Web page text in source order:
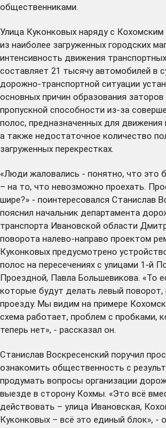
общественниками.
Улица Куконковых наряду с
из наиболее загруженных городских
интенсивность движения
составляет 21 тысячу автомобилей в
дорожно-транспортной ситуации
основных причин образования
пропускной способности из-за
полос, предназначенных для движения
а также недостаточное количество
загруженных перекрестках.
«Люди жаловались - понятно, что это
– на то, что невозможно проехать.
шире?» - поинтересовался Станислав
пояснил начальник департамента
транспорта Ивановской области
поворота налево-направо проектом
Куконковых предусмотрено
полос на пересечениях с улицами 1-й
Проездной, Павла Большевикова. «То
которые будут делать левый
проезду. Мы видим на примере
схема работает, проблем с пробками,
теперь нет», - рассказал он.
Станислав Воскресенский поручил
ознакомить общественность с
продумать вопросы организации
выезде в сторону Кохмы. «Это всё
действовать – улица Ивановская,
Куконковых – всё это единый блок», -